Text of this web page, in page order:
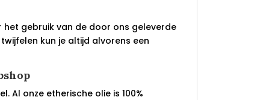
gebruik van de door ons geleverde
kun je altijd alvorens een
Al onze etherische olie is 100%